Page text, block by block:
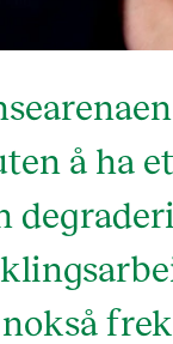
å ha et